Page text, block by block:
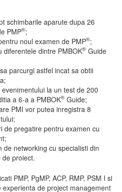
schimbarile aparute dupa 26
PMP®;
noul examen de PMP®;
diferentele dintre PMBOK® Guide
parcurgi astfel incat sa obtii
la un test de 200
a 6-a a PMBOK® Guide;
PMI vor putea inregistra 8
de pregatire pentru examen cu
de networking cu specialisti din
proiect.
PMP, PgMP, ACP, RMP, PSM I si
de project management